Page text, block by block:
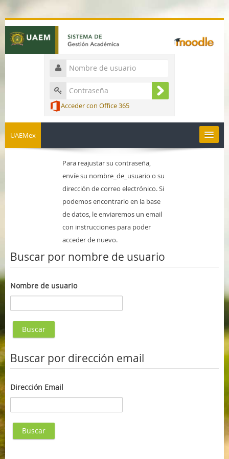
Acceder con Office 365
UAEMex
Español - México ‎(es_mx)‎Para reajustar su contraseña,
envíe su nombre_de_usuario o su
dirección de correo electrónico. Si
podemos encontrarlo en la base
de datos, le enviaremos un email
con instrucciones para poder
acceder de nuevo.
Buscar por nombre de usuario
Nombre de usuario
Buscar por dirección email
Dirección Email